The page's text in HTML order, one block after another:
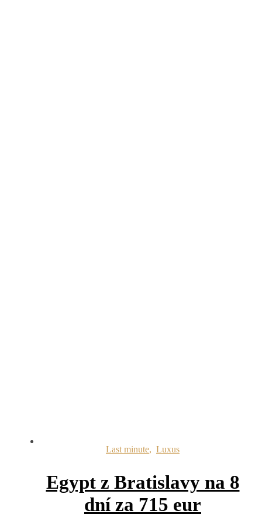
Last minute, Luxus
Egypt z Bratislavy na 8
dní za 715 eur